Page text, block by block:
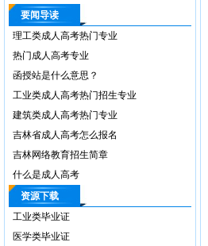
要闻导读
理工类成人高考热门专业
热门成人高考专业
函授站是什么意思？
工业类成人高考热门招生专业
建筑类成人高考热门专业
吉林省成人高考怎么报名
吉林网络教育招生简章
什么是成人高考
资源下载
工业类毕业证
医学类毕业证